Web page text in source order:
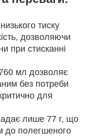
тиску
дозволяючи
при стисканні
мл дозволяє
без потреби
для
лише 77 г, що
до полегшеного